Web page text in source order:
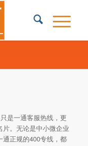
是一通客服热线，更
。无论是中小微企业
正规的400专线，都